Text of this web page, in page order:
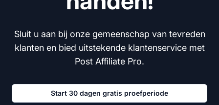
Sluit u aan bij onze gemeenschap van tevreden
klanten en bied uitstekende klantenservice met
Post Affiliate Pro.
Start 30 dagen gratis proefperiode